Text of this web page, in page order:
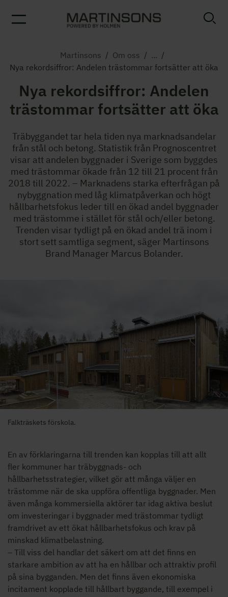
Martinsons / Om oss / ... /
Nya rekordsiffror: Andelen trästommar fortsätter att öka
Nya rekordsiffror: Andelen
trästommar fortsätter att öka
Träbyggandet tar hela tiden nya marknadsandelar
från stål och betong. Statistik från Prognoscentret
visar att andelen byggnader i Sverige som byggdes
med trästommar ökade från 12 till 21 procent från
2018 till 2022. – Marknadens starka efterfrågan på
nybyggnation med låg klimatpåverkan och högt
hållbarhetsfokus leder till en ökad andel byggnader
med trästomme i stället för stål och/eller betong.
Trenden visar tydligt på en ökad andel trä inom i
stort sett samtliga segment, säger Martinsons
Brand Manager Marcus Bolander.
Falkträskets förskola.
En av förklaringarna till trenden kan kopplas till att allt
fler kommuner har träbyggnads- och
hållbarhetsstrategier, vilket gör att många väljer en
trästomme när de ska uppföra offentliga byggnader. Men
även många kommersiella aktörer tar idag aktiva beslut
om investeringar i byggnader med trästommar tydligt
framdrivet av ett ökat hållbarhetsfokus och krav på
minskad klimatbelastning.
– Till viss del handlar det säkert om att det finns en
starkare ambition av att ha en hållbar och attraktiv profil
på sina bygganden. Men det finns även ekonomiska
incitament kopplade till hållbart byggande, till exempel i